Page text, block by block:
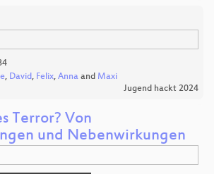
, David, Felix, Anna and Maxi
Jugend hackt 2024
Terror? Von
und Nebenwirkungen